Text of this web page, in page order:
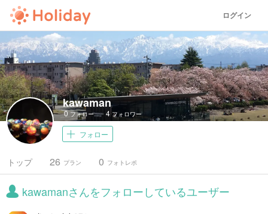
ログイン
kawaman
0フォロー 4フォロワー
フォロー
トップ プラン
26 フォトレポ
0
kawamanさんをフォローしているユーザー